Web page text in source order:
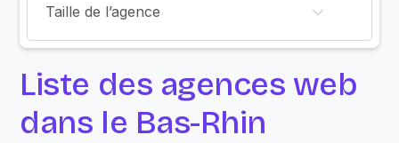
Taille de l’agence
Liste des agences web
dans le Bas-Rhin